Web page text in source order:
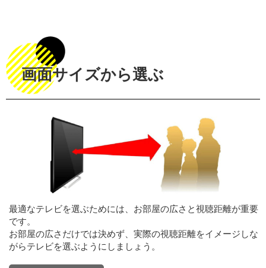
画面サイズから選ぶ
最適なテレビを選ぶためには、お部屋の広さと視聴距離が重要
です。
お部屋の広さだけでは決めず、実際の視聴距離をイメージしな
がらテレビを選ぶようにしましょう。